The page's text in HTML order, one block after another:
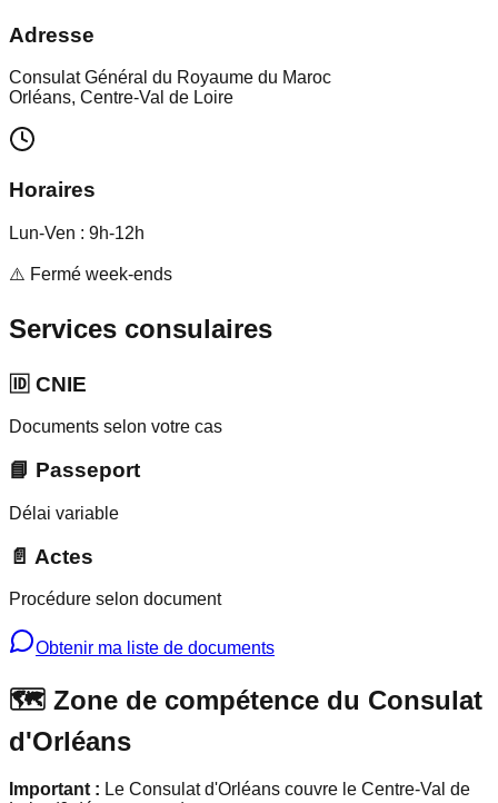
Adresse
Consulat Général du Royaume du Maroc
Orléans, Centre-Val de Loire
Horaires
Lun-Ven : 9h-12h
⚠️ Fermé week-ends
Services consulaires
🆔 CNIE
Documents selon votre cas
📘 Passeport
Délai variable
📄 Actes
Procédure selon document
Obtenir ma liste de documents
🗺️ Zone de compétence du Consulat
d'Orléans
Important : Le Consulat d'Orléans couvre le Centre-Val de